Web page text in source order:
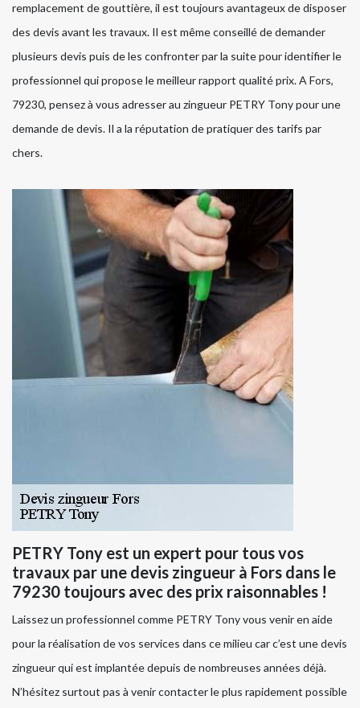
remplacement de gouttière, il est toujours avantageux de disposer
des devis avant les travaux. Il est même conseillé de demander
plusieurs devis puis de les confronter par la suite pour identifier le
professionnel qui propose le meilleur rapport qualité prix. A Fors,
79230, pensez à vous adresser au zingueur PETRY Tony pour une
demande de devis. Il a la réputation de pratiquer des tarifs par
chers.
PETRY Tony est un expert pour tous vos
travaux par une devis zingueur à Fors dans le
79230 toujours avec des prix raisonnables !
Laissez un professionnel comme PETRY Tony vous venir en aide
pour la réalisation de vos services dans ce milieu car c’est une devis
zingueur qui est implantée depuis de nombreuses années déjà.
N’hésitez surtout pas à venir contacter le plus rapidement possible